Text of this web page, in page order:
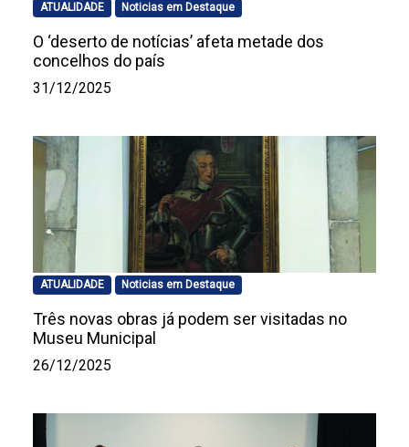
ATUALIDADE Noticias em Destaque
O ‘deserto de notícias’ afeta metade dos
concelhos do país
31/12/2025
ATUALIDADE Noticias em Destaque
Três novas obras já podem ser visitadas no
Museu Municipal
26/12/2025